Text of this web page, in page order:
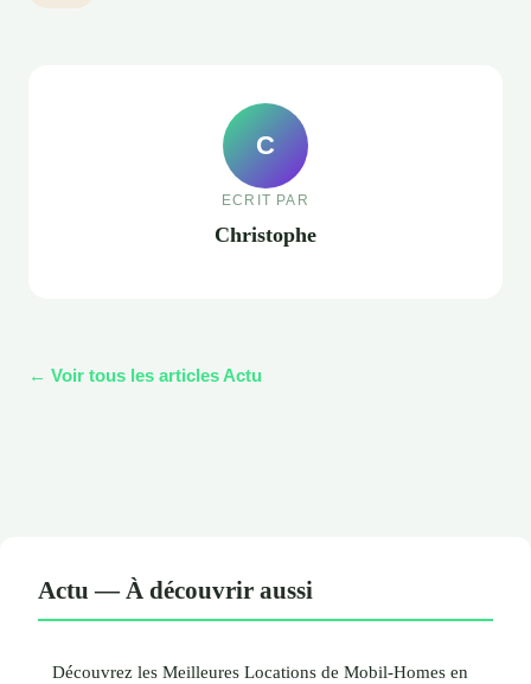
C
ECRIT PAR
Christophe
← Voir tous les articles Actu
Actu — À découvrir aussi
Découvrez les Meilleures Locations de Mobil-Homes en